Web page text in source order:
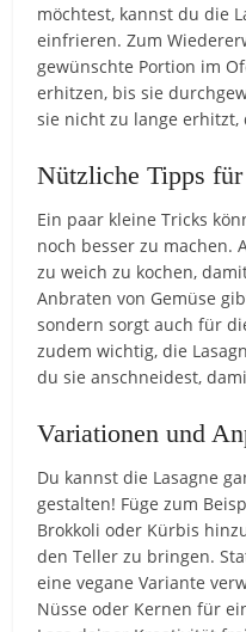
möchtest, kannst du die
einfrieren. Zum
gewünschte Portion im
erhitzen, bis sie
sie nicht zu lange
Nützliche Tipps für
Ein paar kleine Tricks
noch besser zu machen.
zu weich zu kochen,
Anbraten von Gemüse
sondern sorgt auch für
zudem wichtig, die
du sie anschneidest,
Variationen und
Du kannst die Lasagne
gestalten! Füge zum
Brokkoli oder Kürbis
den Teller zu bringen.
eine vegane Variante
Nüsse oder Kernen für